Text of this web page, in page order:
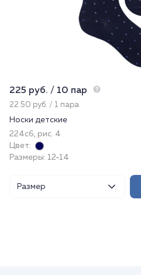
225 руб. / 10 пар
22.50 руб. / 1 пара
Носки детские
224с6, рис. 4
Цвет:
Размеры: 12-14
Размер